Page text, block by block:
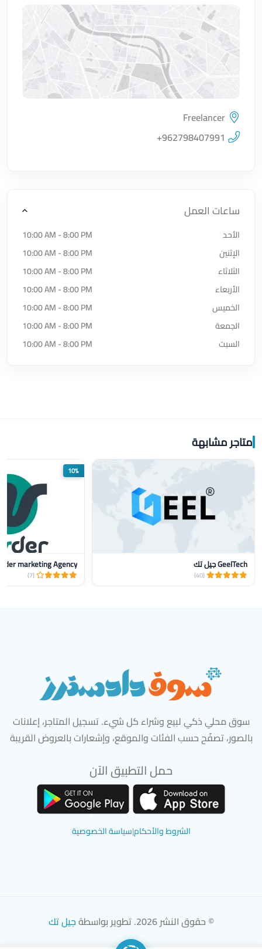
اضغط لتحميل الموقع
Freelancer
+962798407991
ساعات العمل
الأحد
10:00 AM - 8:00 PM
الإثنين
10:00 AM - 8:00 PM
الثلاثاء
10:00 AM - 8:00 PM
الأربعاء
10:00 AM - 8:00 PM
الخميس
10:00 AM - 8:00 PM
الجمعة
10:00 AM - 8:00 PM
السبت
10:00 AM - 8:00 PM
متاجر مشابهة
GeelTech جيل تك
(40)
10%
marketing Agency
(7)
سوق محلي ذكي لبيع وشراء كل شيء. تسجيل المتاجر، إعلانات
بالصور، تصفّح حسب الفئات والموقع، وإشعارات بالعروض القريبة
حمل التطبيق الآن
الشروط والأحكام|سياسة الخصوصية
© حقوق النشر 2026. تطوير بواسطة جيل تك